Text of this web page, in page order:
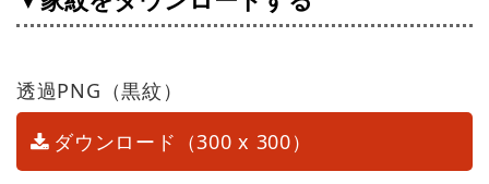
透過PNG（黒紋）
ダウンロード（300 x 300）